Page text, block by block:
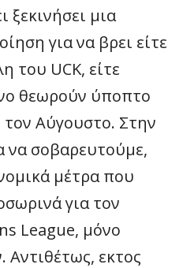
ξεκινήσει μια
για να βρει είτε
του UCK, είτε
θεωρούν ύποπτο
Αύγουστο. Στην
να σοβαρευτούμε,
μέτρα που
για τον
League, μόνο
εκτος